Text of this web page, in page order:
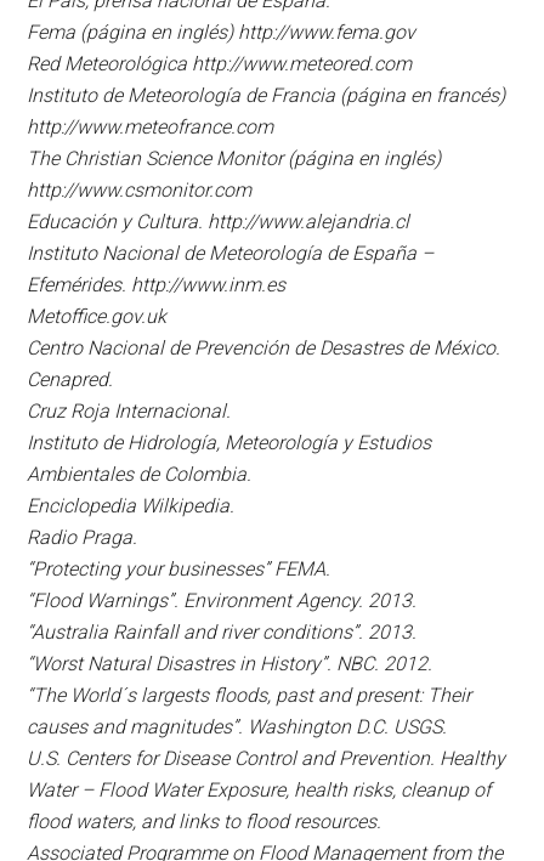
Fema (página en inglés) http://www.fema.gov
Red Meteorológica http://www.meteored.com
Instituto de Meteorología de Francia (página en francés)
http://www.meteofrance.com
The Christian Science Monitor (página en inglés)
http://www.csmonitor.com
Educación y Cultura. http://www.alejandria.cl
Instituto Nacional de Meteorología de España –
Efemérides. http://www.inm.es
Metoffice.gov.uk
Centro Nacional de Prevención de Desastres de México.
Cenapred.
Cruz Roja Internacional.
Instituto de Hidrología, Meteorología y Estudios
Ambientales de Colombia.
Enciclopedia Wilkipedia.
Radio Praga.
“Protecting your businesses” FEMA.
“Flood Warnings”. Environment Agency. 2013.
“Australia Rainfall and river conditions”. 2013.
“Worst Natural Disastres in History”. NBC. 2012.
“The World´s largests floods, past and present: Their
causes and magnitudes”. Washington D.C. USGS.
U.S. Centers for Disease Control and Prevention. Healthy
Water – Flood Water Exposure, health risks, cleanup of
flood waters, and links to flood resources.
Associated Programme on Flood Management from the